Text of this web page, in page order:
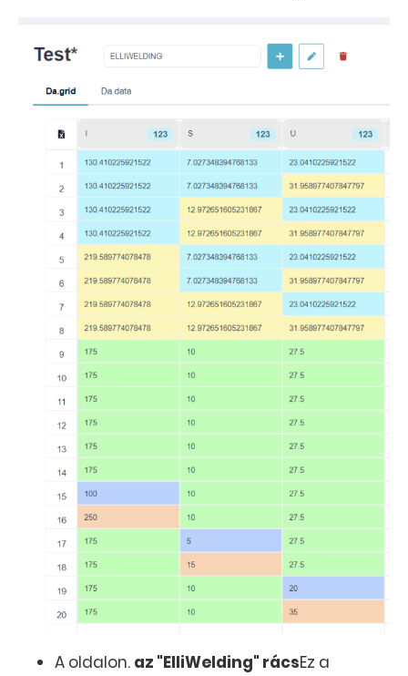
A oldalon. az "ElliWelding" rácsEz a